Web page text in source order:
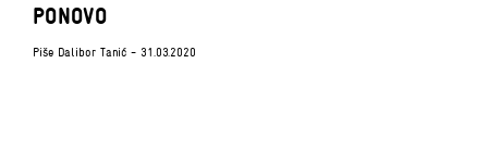
PONOVO
Piše Dalibor Tanić - 31.03.2020